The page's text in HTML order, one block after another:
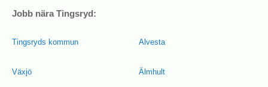
Jobb nära Tingsryd:
Tingsryds kommun
Växjö
Alvesta
Älmhult